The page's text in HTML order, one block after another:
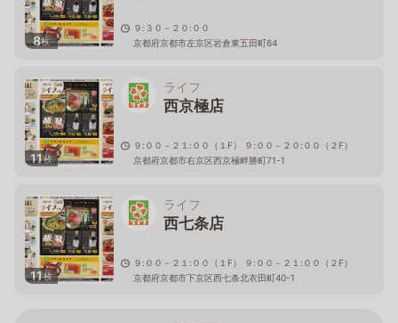
8枚
９:３０－２０:００
京都府京都市左京区岩倉東五田町64
11枚
ライフ
西京極店
９:００－２１:００（１F） ９:００－２０:００（２F）
京都府京都市右京区西京極畔勝町71-1
11枚
ライフ
西七条店
９:００－２１:００（１F） ９:００－２１:００（２F）
京都府京都市下京区西七条北衣田町40-1